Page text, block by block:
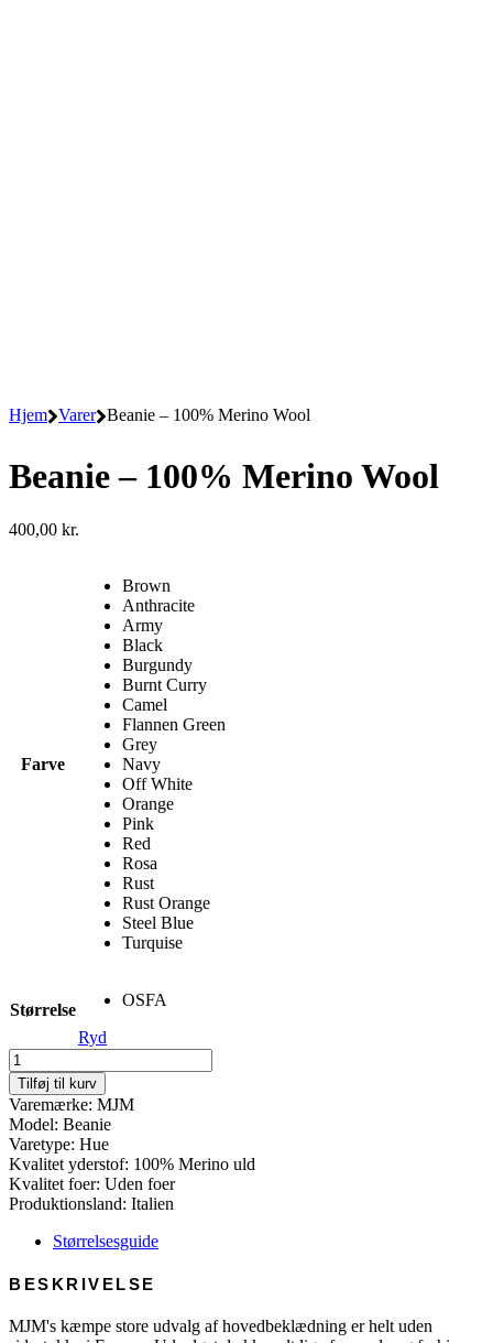
Hjem Varer Beanie – 100% Merino Wool
Beanie – 100% Merino Wool
400,00 kr.
Farve
Brown
Anthracite
Army
Black
Burgundy
Burnt Curry
Camel
Flannen Green
Grey
Navy
Off White
Orange
Pink
Red
Rosa
Rust
Rust Orange
Steel Blue
Turquise
Størrelse
OSFA
Ryd
Beanie
-
100%
Merino
Wool
antal
Tilføj til kurv
Varemærke: MJM
Model: Beanie
Varetype: Hue
Kvalitet yderstof: 100% Merino uld
Kvalitet foer: Uden foer
Produktionsland: Italien
Størrelsesguide
BESKRIVELSE
MJM's kæmpe store udvalg af hovedbeklædning er helt uden